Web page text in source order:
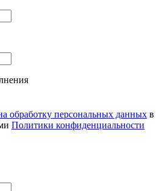
обработку персональных данных в
Политики конфиденциальности